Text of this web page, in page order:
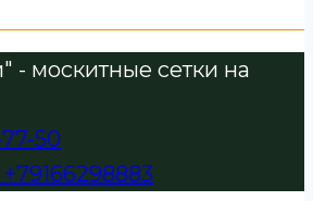
- москитные сетки на
50